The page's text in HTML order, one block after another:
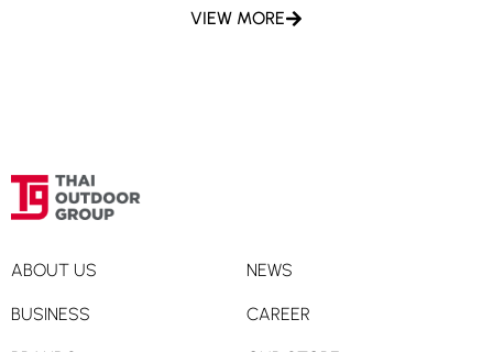
VIEW MORE
ABOUT US
BUSINESS
NEWS
CAREER